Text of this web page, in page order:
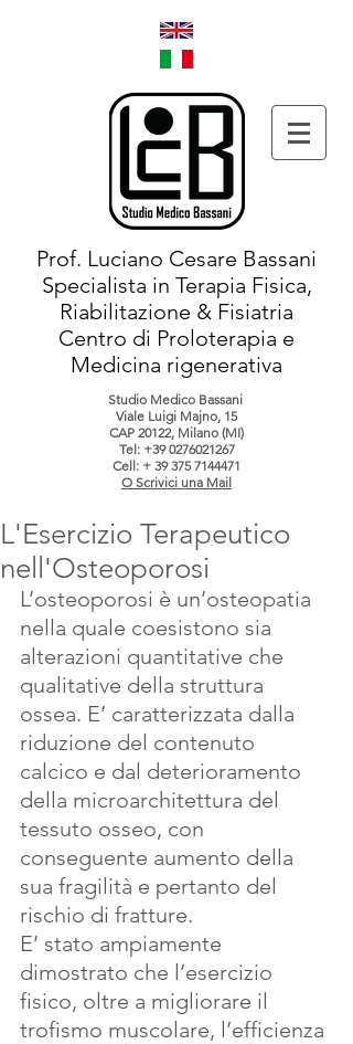
Prof. Luciano Cesare Bassani
Specialista in Terapia Fisica,
Riabilitazione & Fisiatria
Centro di Proloterapia e
Medicina rigenerativa
Studio Medico Bassani
Viale Luigi Majno, 15
CAP 20122, Milano (MI)
Tel: +39 0276021267
Cell: + 39 375 7144471
O Scrivici una Mail
L'Esercizio Terapeutico
nell'Osteoporosi
L’osteoporosi è un’osteopatia
nella quale coesistono sia
alterazioni quantitative che
qualitative della struttura
ossea. E’ caratterizzata dalla
riduzione del contenuto
calcico e dal deterioramento
della microarchitettura del
tessuto osseo, con
conseguente aumento della
sua fragilità e pertanto del
rischio di fratture.
E’ stato ampiamente
dimostrato che l’esercizio
fisico, oltre a migliorare il
trofismo muscolare, l’efficienza